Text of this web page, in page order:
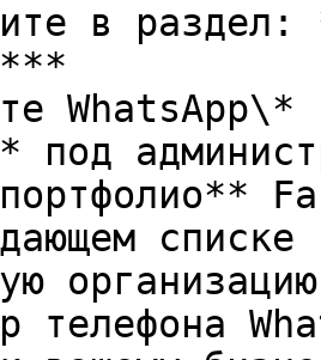
в раздел:
WhatsApp\*
под
списке